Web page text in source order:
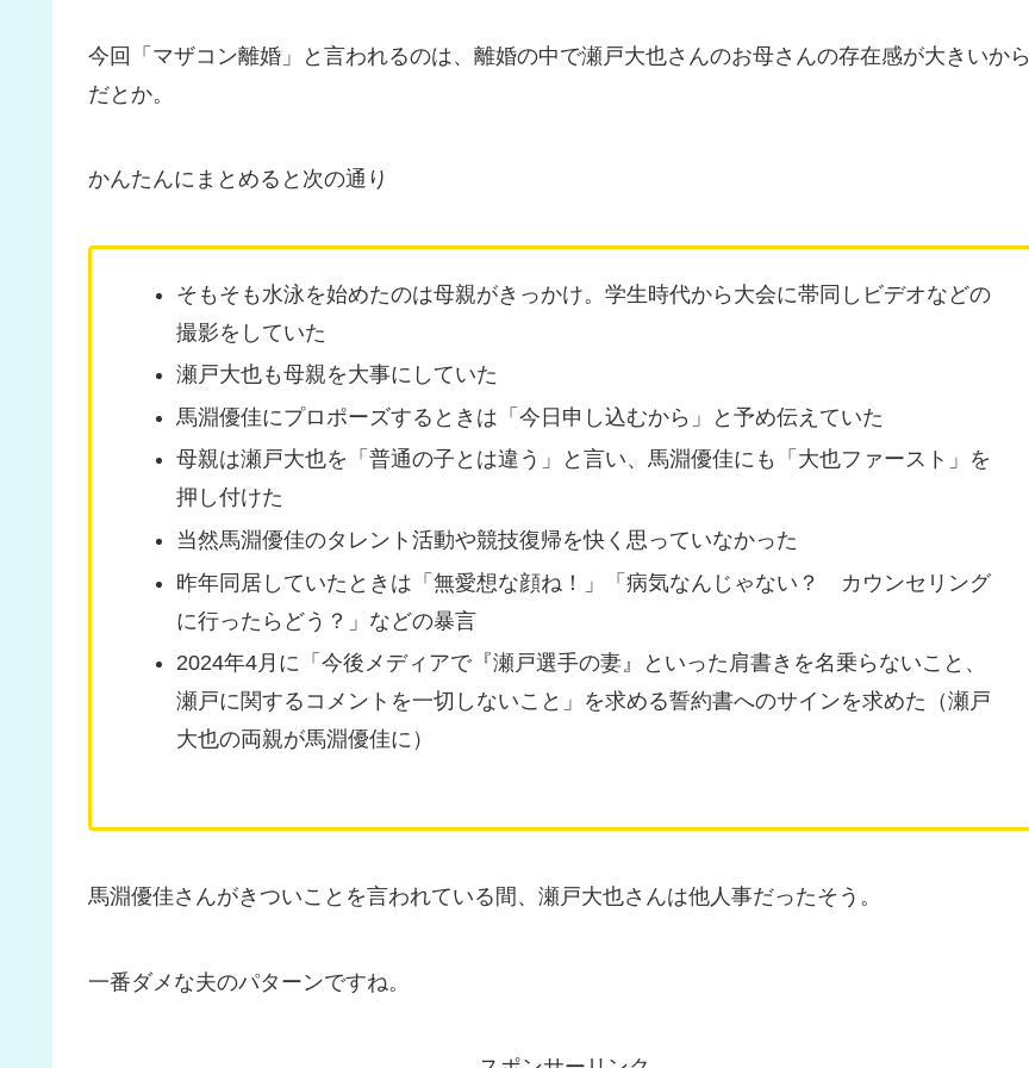
今回「マザコン離婚」と言われるのは、離婚の中で瀬戸大也さんのお母さんの存在感が大きいから
だとか。
かんたんにまとめると次の通り
そもそも水泳を始めたのは母親がきっかけ。学生時代から大会に帯同しビデオなどの
撮影をしていた
瀬戸大也も母親を大事にしていた
馬淵優佳にプロポーズするときは「今日申し込むから」と予め伝えていた
母親は瀬戸大也を「普通の子とは違う」と言い、馬淵優佳にも「大也ファースト」を
押し付けた
当然馬淵優佳のタレント活動や競技復帰を快く思っていなかった
昨年同居していたときは「無愛想な顔ね！」「病気なんじゃない？ カウンセリング
に行ったらどう？」などの暴言
2024年4月に「今後メディアで『瀬戸選手の妻』といった肩書きを名乗らないこと、
瀬戸に関するコメントを一切しないこと」を求める誓約書へのサインを求めた（瀬戸
大也の両親が馬淵優佳に）
馬淵優佳さんがきついことを言われている間、瀬戸大也さんは他人事だったそう。
一番ダメな夫のパターンですね。